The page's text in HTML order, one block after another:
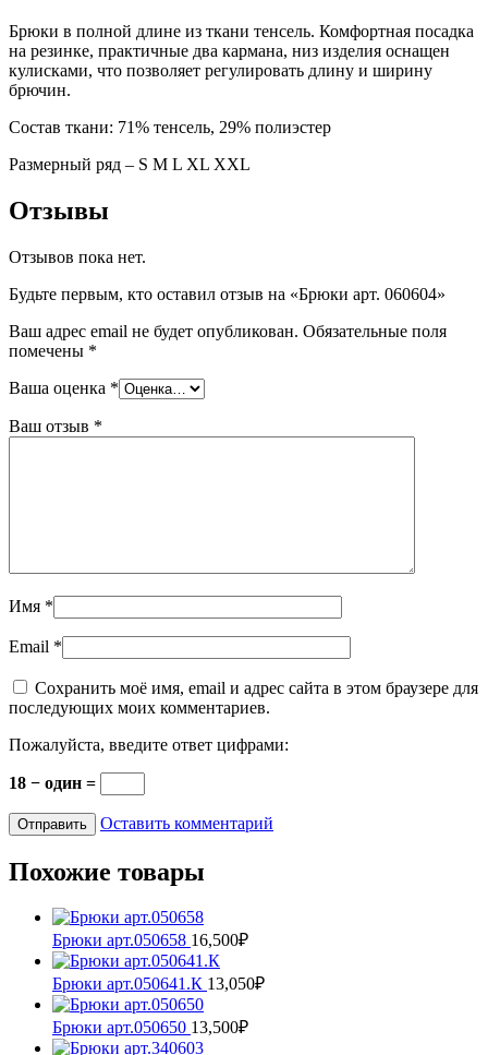
Брюки в полной длине из ткани тенсель. Комфортная посадка
на резинке, практичные два кармана, низ изделия оснащен
кулисками, что позволяет регулировать длину и ширину
брючин.
Состав ткани: 71% тенсель, 29% полиэстер
Размерный ряд – S М L XL XXL
Отзывы
Отзывов пока нет.
Будьте первым, кто оставил отзыв на «Брюки арт. 060604»
Ваш адрес email не будет опубликован. Обязательные поля
помечены *
Ваша оценка *
Ваш отзыв *
Имя *
Email *
Сохранить моё имя, email и адрес сайта в этом браузере для
последующих моих комментариев.
Пожалуйста, введите ответ цифрами:
18 − один =
Оставить комментарий
Похожие товары
Брюки арт.050658 16,500₽
Этот
товар
имеет
несколько
вариаций.
Брюки арт.050641.К 13,050₽
Этот
товар
имеет
Брюки арт.050650 13,500₽
Этот